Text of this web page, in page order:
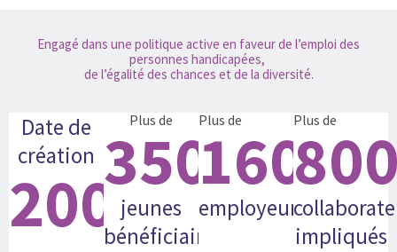
Engagé dans une politique active en faveur de l’emploi des
personnes handicapées,
de l’égalité des chances et de la diversité.
Date de
création
2008
Plus de
35000
jeunes
bénéficiaires
Plus de
160
employeurs
Plus de
impliqués